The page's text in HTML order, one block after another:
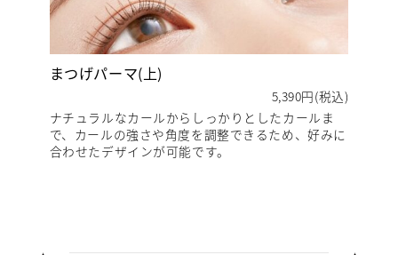
まつげパーマ(上)
5,390円(税込)
ナチュラルなカールからしっかりとしたカールま
で、カールの強さや角度を調整できるため、好みに
合わせたデザインが可能です。